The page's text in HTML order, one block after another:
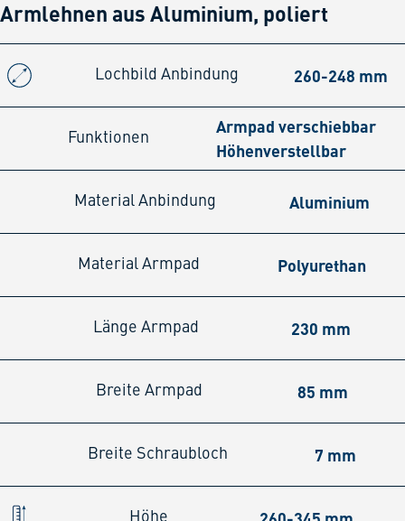
Armlehnen aus Aluminium, poliert
Lochbild Anbindung 260-248 mm
Funktionen
Armpad verschiebbar
Höhenverstellbar
Material Anbindung Aluminium
Material Armpad Polyurethan
Länge Armpad 230 mm
Breite Armpad 85 mm
Breite Schraubloch 7 mm
Höhe